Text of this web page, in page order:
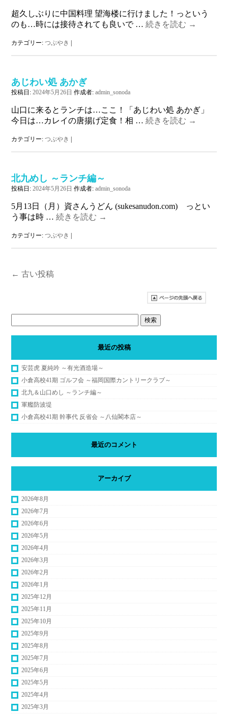
超久しぶりに中国料理 望海楼に行けました！っという
のも…時には接待されても良いで …続きを読む →
カテゴリー: つぶやき
あじわい処 あかぎ
投稿日: 2024年5月26日 作成者: admin_sonoda
山口に来るとランチは…ここ！「あじわい処 あかぎ」
今日は…カレイの唐揚げ定食！相 …続きを読む →
カテゴリー: つぶやき
北九めし ～ランチ編～
投稿日: 2024年5月26日 作成者: admin_sonoda
5月13日（月）資さんうどん (sukesanudon.com) っとい
う事は時 …続きを読む →
カテゴリー: つぶやき
← 古い投稿
最近の投稿
安芸虎 夏純吟 ～有光酒造場～
小倉高校41期 ゴルフ会 ～福岡国際カントリークラブ～
北九＆山口めし ～ランチ編～
軍艦防波堤
小倉高校41期 幹事代 反省会 ～八仙閣本店～
最近のコメント
アーカイブ
2026年8月
2026年7月
2026年6月
2026年5月
2026年4月
2026年3月
2026年2月
2026年1月
2025年12月
2025年11月
2025年10月
2025年9月
2025年8月
2025年7月
2025年6月
2025年5月
2025年4月
2025年3月